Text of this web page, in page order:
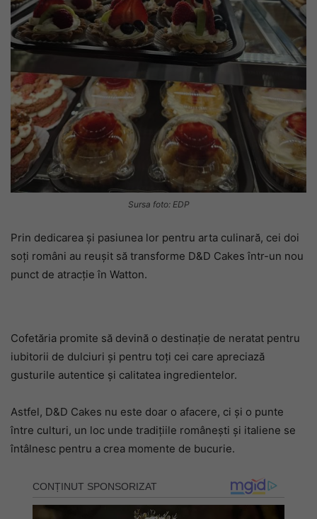
Sursa foto: EDP
Prin dedicarea și pasiunea lor pentru arta culinară, cei doi
soți români au reușit să transforme D&D Cakes într-un nou
punct de atracție în Watton.
Cofetăria promite să devină o destinație de neratat pentru
iubitorii de dulciuri și pentru toți cei care apreciază
gusturile autentice și calitatea ingredientelor.
Astfel, D&D Cakes nu este doar o afacere, ci și o punte
între culturi, un loc unde tradițiile românești și italiene se
întâlnesc pentru a crea momente de bucurie.